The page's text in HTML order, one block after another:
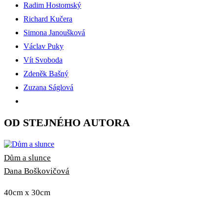
Radim Hostomský
Richard Kučera
Simona Janoušková
Václav Puky
Vít Svoboda
Zdeněk Bašný
Zuzana Ságlová
OD STEJNÉHO AUTORA
Dům a slunce
Dana Boškovičová
40cm x 30cm